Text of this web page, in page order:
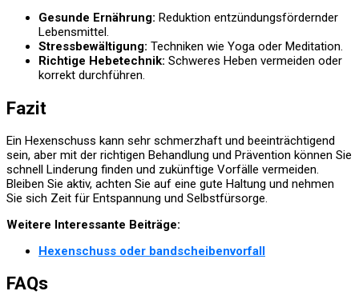
Gesunde Ernährung: Reduktion entzündungsfördernder
Lebensmittel.
Stressbewältigung: Techniken wie Yoga oder Meditation.
Richtige Hebetechnik: Schweres Heben vermeiden oder
korrekt durchführen.
Fazit
Ein Hexenschuss kann sehr schmerzhaft und beeinträchtigend
sein, aber mit der richtigen Behandlung und Prävention können Sie
schnell Linderung finden und zukünftige Vorfälle vermeiden.
Bleiben Sie aktiv, achten Sie auf eine gute Haltung und nehmen
Sie sich Zeit für Entspannung und Selbstfürsorge.
Weitere Interessante Beiträge:
Hexenschuss oder bandscheibenvorfall
FAQs